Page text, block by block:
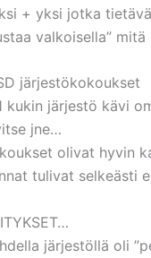
+ yksi jotka
valkoisella”
järjestökokoukset
kukin järjestö kävi
jne…
olivat hyvin
tulivat selkeästi
järjestöllä oli